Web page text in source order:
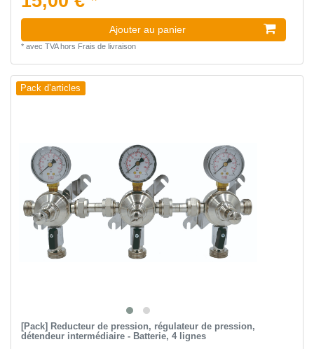
Ajouter au panier
* avec TVAhors Frais de livraison
Pack d’articles
[Pack] Reducteur de pression, régulateur de pression,
détendeur intermédiaire - Batterie, 4 lignes